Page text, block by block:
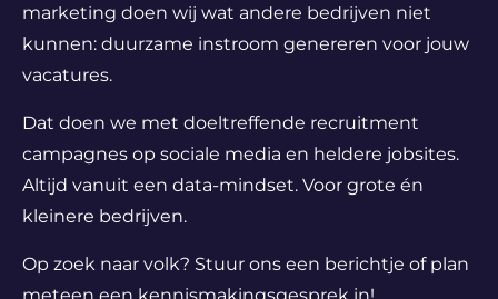
marketing doen wij wat andere bedrijven niet
kunnen: duurzame instroom genereren voor jouw
vacatures.
Dat doen we met doeltreffende recruitment
campagnes op sociale media en heldere jobsites.
Altijd vanuit een data-mindset. Voor grote én
kleinere bedrijven.
Op zoek naar volk? Stuur ons een berichtje of plan